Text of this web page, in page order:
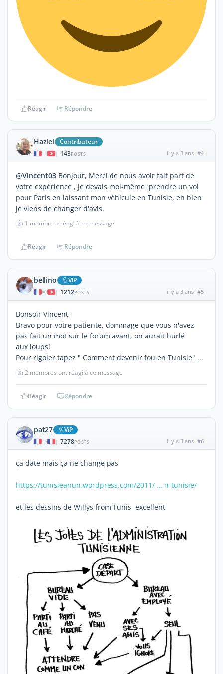
Réagir Répondre
Haziel Contributeur
| 143POSTS il y a 3 ans #4
@Vincent03 Bonjour, Merci de nous avoir fait part de
votre expérience , je devais moi-même prendre un vol
pour Paris en laissant mon véhicule en Tunisie, eh bien
je viens de changer d'avis.
👍 1 membre a réagi à ce message
Réagir Répondre
bellino ViP
| 1212POSTS il y a 3 ans #5
Bonsoir Vincent
Bravo pour votre patiente, dommage que vous n'avez
pas fait un mot sur le forum avant, on aurait hurlé
aux loups!
Pour rigoler tapez " Comment devenir fou en Tunisie" ...
👍2 membres ont réagi à ce message
Réagir Répondre
pat27 ViP
| 7278POSTS il y a 3 ans #6
ça date mais ça ne change pas
https://tunisieanun.wordpress.com/2011/ … n-tunisie/
et les dessins de Willys from Tunis excellent